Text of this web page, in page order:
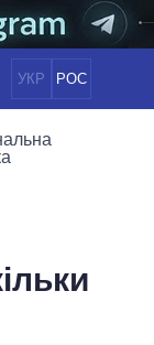
УКР РОС